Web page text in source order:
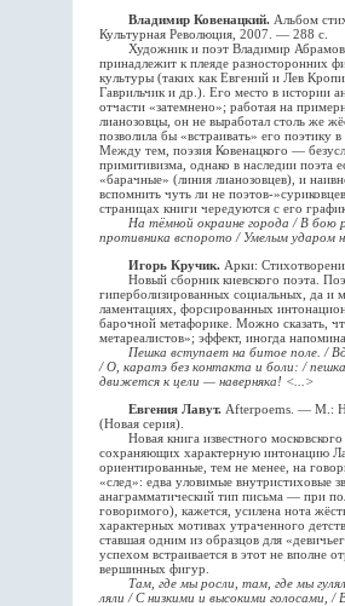
Владимир Ковенацкий. Альбом
Культурная Революция, 2007. — 288 с.
Художник и поэт Владимир
принадлежит к плеяде разносторонних
культуры (таких как Евгений и Лев
Гаврильчик и др.). Его место в истории
отчасти «затемнено»; работая на
лианозовцы, он не выработал столь же
позволила бы «встраивать» его
Между тем, поэзия Ковенацкого —
примитивизма, однако в наследии поэта
«барачные» (линия лианозовцев), и
вспомнить чуть ли не поэтов-
страницах книги чередуются с его
На тёмной окраине города / В бою
противника вспорото / Умелым ударом
Игорь Кручик. Арки:
Новый сборник киевского поэта.
гиперболизированных социальных, да и
ламентациях, форсированных
барочной метафорике. Можно сказать,
метареалистов»; эффект, иногда
Пешка вступает на битое поле. /
/ О, каратэ без контакта и боли: /
движется к цели — наверняка! <...>
Евгения Лавут. Afterpoems. — М.:
(Новая серия).
Новая книга известного московского
сохраняющих характерную интонацию
ориентированные, тем не менее, на
«след»: едва уловимые внутристиховые
анаграмматический тип письма — при
говоримого), кажется, усилена нота
характерных мотивах утраченного
ставшая одним из образцов для
успехом встраивается в этот не вполне
вершинных фигур.
Там, где мы росли, там, где мы
ляли / С низкими и высокими голосами,